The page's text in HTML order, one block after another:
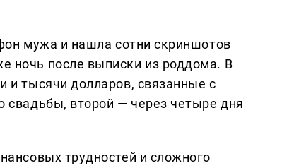
мужа и нашла сотни скриншотов
ночь после выписки из роддома. В
и тысячи долларов, связанные с
свадьбы, второй — через четыре дня
трудностей и сложного